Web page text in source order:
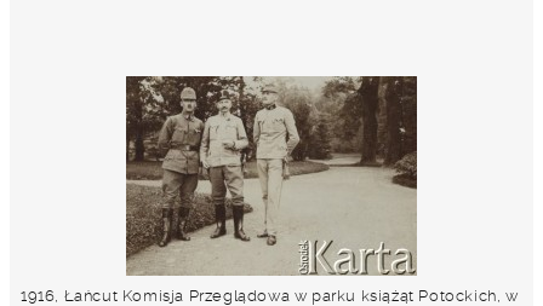
1916, Łańcut Komisja Przeglądowa w parku książąt Potockich, w